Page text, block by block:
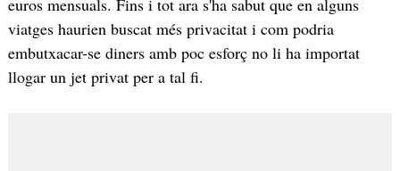
euros mensuals. Fins i tot ara s'ha sabut que en alguns
viatges haurien buscat més privacitat i com podria
embutxacar-se diners amb poc esforç no li ha importat
llogar un jet privat per a tal fi.